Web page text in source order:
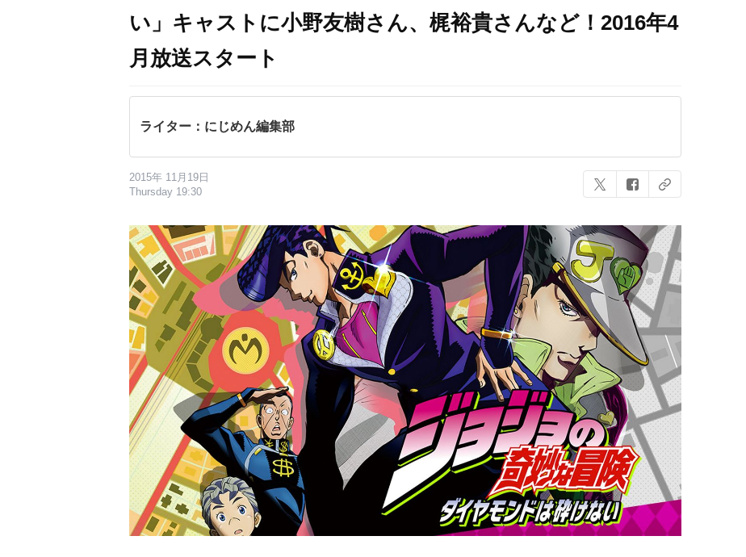
い」キャストに小野友樹さん、梶裕貴さんなど！2016年4
月放送スタート
ライター：にじめん編集部
2015年 11月19日
Thursday 19:30